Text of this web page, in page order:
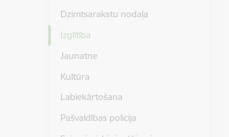
Dzimtsarakstu nodaļa
Izglītība
Jaunatne
Kultūra
Labiekārtošana
Pašvaldības policija